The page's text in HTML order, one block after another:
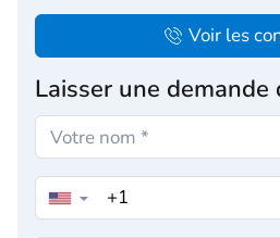
Voir les
Laisser une demande
▼